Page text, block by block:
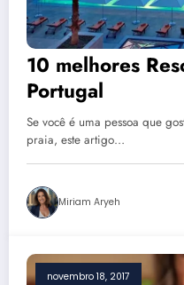
10 melhores
Portugal
Se você é uma pessoa que
praia, este artigo…
Miriam Aryeh
novembro 18, 2017